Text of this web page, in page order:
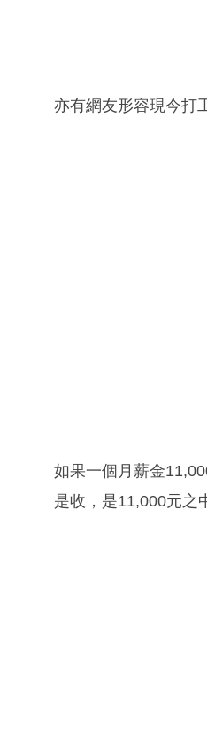
亦有網友形容現今打
如果一個月薪金
是收，是11,000元之